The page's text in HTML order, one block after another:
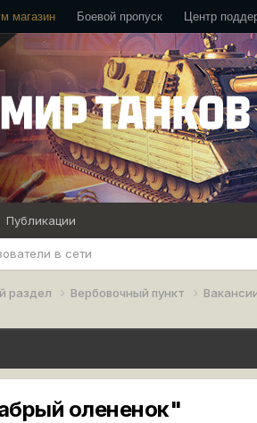
магазин Боевой пропуск Центр
в сети
Публикации
раздел Вербовочный пункт
олененок"